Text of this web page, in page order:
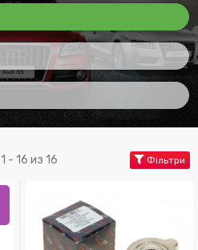
1 - 16 из 16 Фільтри